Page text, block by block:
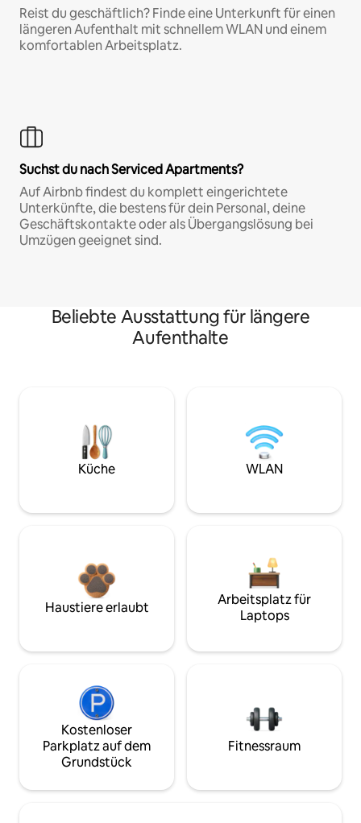
Reist du geschäftlich? Finde eine Unterkunft für einen
längeren Aufenthalt mit schnellem WLAN und einem
komfortablen Arbeitsplatz.
Suchst du nach Serviced Apartments?
Auf Airbnb findest du komplett eingerichtete
Unterkünfte, die bestens für dein Personal, deine
Geschäftskontakte oder als Übergangslösung bei
Umzügen geeignet sind.
Beliebte Ausstattung für längere
Aufenthalte
Küche WLAN
Haustiere erlaubt
Arbeitsplatz für
Laptops
Kostenloser
Parkplatz auf dem
Grundstück
Fitnessraum